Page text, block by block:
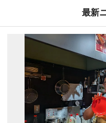
最新